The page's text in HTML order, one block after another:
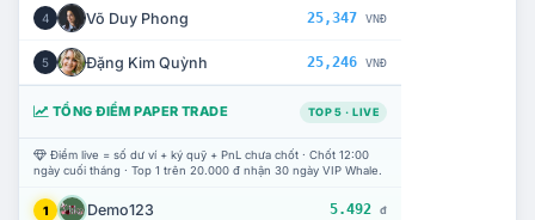
4 Võ Duy Phong 25,347 VNĐ
5 Đặng Kim Quỳnh 25,246 VNĐ
TỔNG ĐIỂM PAPER TRADE TOP 5 · LIVE
Điểm live = số dư ví + ký quỹ + PnL chưa chốt · Chốt 12:00
ngày cuối tháng · Top 1 trên 20.000 đ nhận 30 ngày VIP Whale.
1 Demo123 5.492 đ